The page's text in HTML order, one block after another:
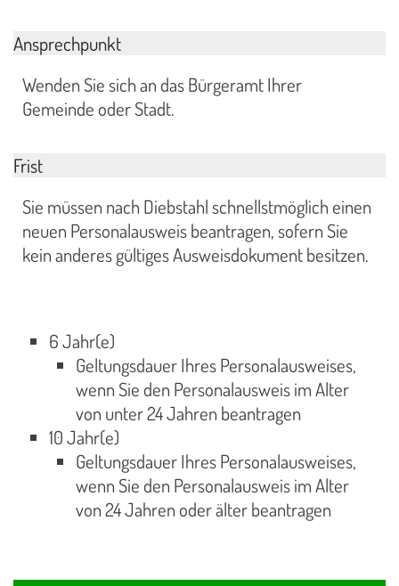
Ansprechpunkt
Wenden Sie sich an das Bürgeramt Ihrer
Gemeinde oder Stadt.
Frist
Sie müssen nach Diebstahl schnellstmöglich einen
neuen Personalausweis beantragen, sofern Sie
kein anderes gültiges Ausweisdokument besitzen.
6 Jahr(e)
Geltungsdauer Ihres Personalausweises,
wenn Sie den Personalausweis im Alter
von unter 24 Jahren beantragen
10 Jahr(e)
Geltungsdauer Ihres Personalausweises,
wenn Sie den Personalausweis im Alter
von 24 Jahren oder älter beantragen